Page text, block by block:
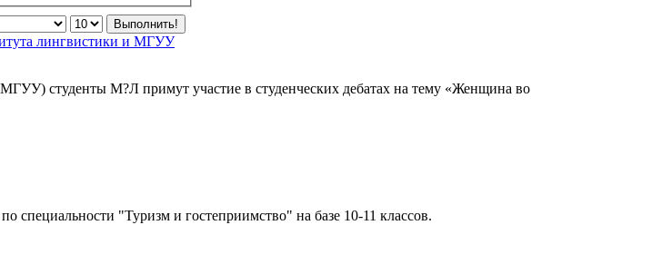
лингвистики и МГУУ
студенты М?Л примут участие в студенческих дебатах на тему «Женщина во
специальности "Туризм и гостеприимство" на базе 10-11 классов.